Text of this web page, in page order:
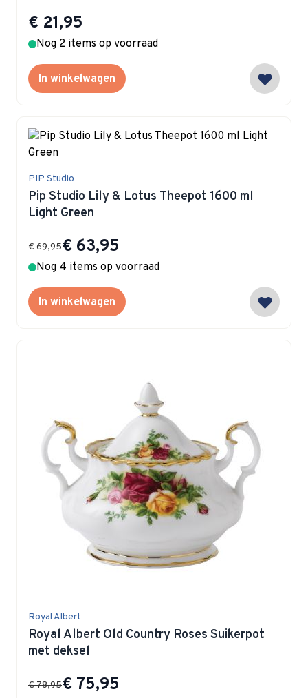
€ 21,95
Nog 2 items op voorraad
In winkelwagen
PIP Studio
Pip Studio Lily & Lotus Theepot 1600 ml
Light Green
Special Price
€ 63,95
€ 69,95
Nog 4 items op voorraad
In winkelwagen
Royal Albert
Royal Albert Old Country Roses Suikerpot
met deksel
Special Price
€ 75,95
€ 78,95